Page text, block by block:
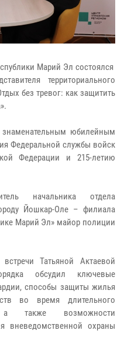
Марий Эл состоялся
территориального
без тревог: как защитить
юбилейным
Федеральной службы войск
Федерации и 215-летию
начальника отдела
Йошкар-Оле – филиала
Марий Эл» майор полиции
Татьяной Актаевой
обсудил ключевые
способы защиты жилья
во время длительного
а также возможности
вневедомственной охраны